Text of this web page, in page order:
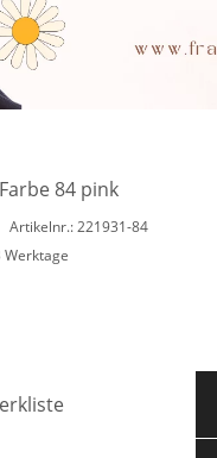
84 pink
Artikelnr.: 221931-84